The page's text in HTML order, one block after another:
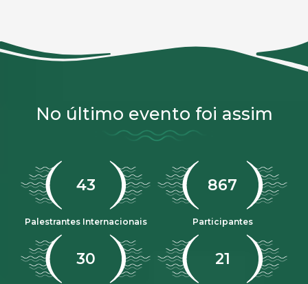
No último evento foi assim
47
Palestrantes Internacionais
968
Participantes
33 23